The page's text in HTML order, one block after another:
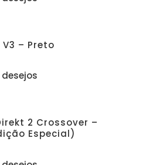
– Preto
2 Crossover –
Especial)